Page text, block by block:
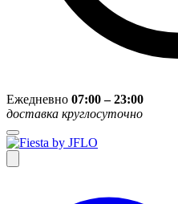
Ежедневно 07:00 – 23:00
доставка круглосуточно